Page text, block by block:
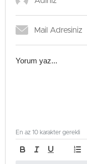
En az 10 karakter gerekli